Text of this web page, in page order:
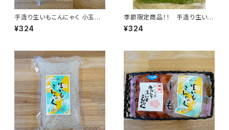
手造り生いもこんにゃく 小玉さ
しみ 1袋 300g
¥324
季節限定商品！！ 手造り生いも
こんにゃく つけ麺１袋 300ｇ
¥324